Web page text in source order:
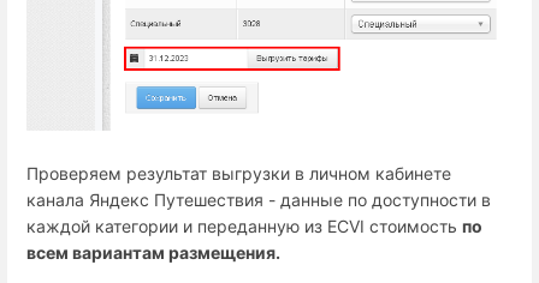
Проверяем результат выгрузки в личном кабинете
канала Яндекс Путешествия - данные по доступности в
каждой категории и переданную из ECVI стоимость по
всем вариантам размещения.